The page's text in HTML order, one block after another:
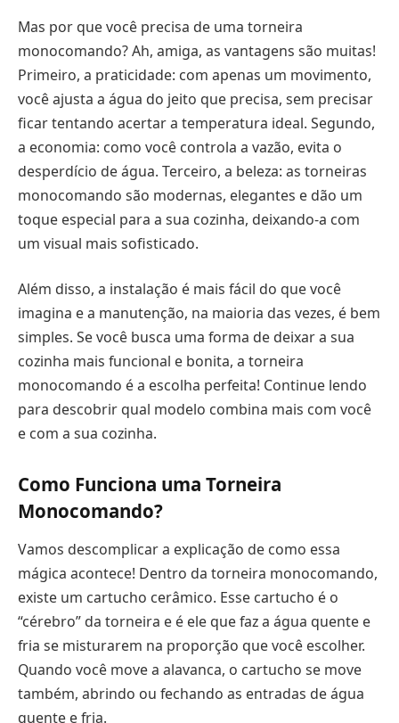
Mas por que você precisa de uma torneira
monocomando? Ah, amiga, as vantagens são muitas!
Primeiro, a praticidade: com apenas um movimento,
você ajusta a água do jeito que precisa, sem precisar
ficar tentando acertar a temperatura ideal. Segundo,
a economia: como você controla a vazão, evita o
desperdício de água. Terceiro, a beleza: as torneiras
monocomando são modernas, elegantes e dão um
toque especial para a sua cozinha, deixando-a com
um visual mais sofisticado.
Além disso, a instalação é mais fácil do que você
imagina e a manutenção, na maioria das vezes, é bem
simples. Se você busca uma forma de deixar a sua
cozinha mais funcional e bonita, a torneira
monocomando é a escolha perfeita! Continue lendo
para descobrir qual modelo combina mais com você
e com a sua cozinha.
Como Funciona uma Torneira
Monocomando?
Vamos descomplicar a explicação de como essa
mágica acontece! Dentro da torneira monocomando,
existe um cartucho cerâmico. Esse cartucho é o
“cérebro” da torneira e é ele que faz a água quente e
fria se misturarem na proporção que você escolher.
Quando você move a alavanca, o cartucho se move
também, abrindo ou fechando as entradas de água
quente e fria.